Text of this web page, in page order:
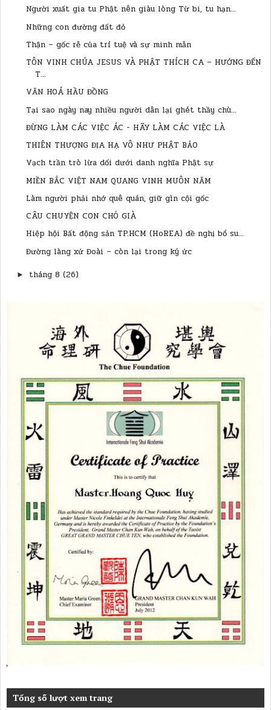
Người xuất gia tu Phật nên giàu lòng Từ bi, tu hạn...
Những con đường đất đỏ
Thận – gốc rễ của trí tuệ và sự minh mẫn
TÔN VINH CHÚA JESUS VÀ PHẬT THÍCH CA – HƯỚNG ĐẾN
T...
VĂN HOÁ HẦU ĐỒNG
Tại sao ngày nay nhiều người dân lại ghét thầy chù...
ĐỪNG LÀM CÁC VIỆC ÁC - HÃY LÀM CÁC VIỆC LÀ
THIÊN THƯỢNG ĐỊA HẠ VÔ NHƯ PHẬT BẢO
Vạch trần trò lừa dối dưới danh nghĩa Phật sự
MIỀN BẮC VIỆT NAM QUANG VINH MUÔN NĂM
Làm người phải nhớ quê quán, giữ gìn cội gốc
CÂU CHUYỆN CON CHÓ GIÀ
Hiệp hội Bất động sản TP.HCM (HoREA) đề nghị bổ su...
Đường làng xứ Đoài – còn lại trong ký ức
► tháng 8 (26)
Tổng số lượt xem trang